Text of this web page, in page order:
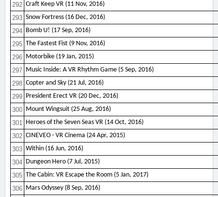
292 Craft Keep VR (11 Nov, 2016)
293 Snow Fortress (16 Dec, 2016)
294 Bomb U! (17 Sep, 2016)
295 The Fastest Fist (9 Nov, 2016)
296 Motorbike (19 Jan, 2015)
297 Music Inside: A VR Rhythm Game (5 Sep, 2016)
298 Copter and Sky (21 Jul, 2016)
299 President Erect VR (20 Dec, 2016)
300 Mount Wingsuit (25 Aug, 2016)
301 Heroes of the Seven Seas VR (14 Oct, 2016)
302 CINEVEO - VR Cinema (24 Apr, 2015)
303 Within (16 Jun, 2016)
304 Dungeon Hero (7 Jul, 2015)
305 The Cabin: VR Escape the Room (5 Jan, 2017)
306 Mars Odyssey (8 Sep, 2016)